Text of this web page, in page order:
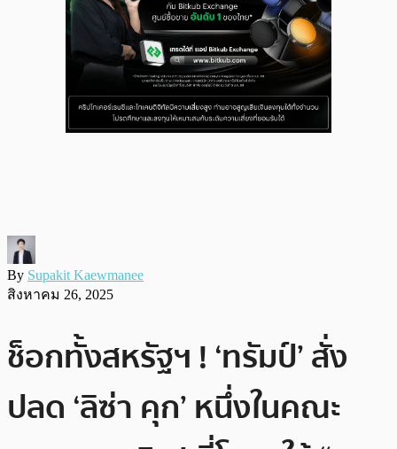
By Supakit Kaewmanee
สิงหาคม 26, 2025
ช็อกทั้งสหรัฐฯ ! ‘ทรัมป์’ สั่ง
ปลด ‘ลิซ่า คุก’ หนึ่งในคณะ